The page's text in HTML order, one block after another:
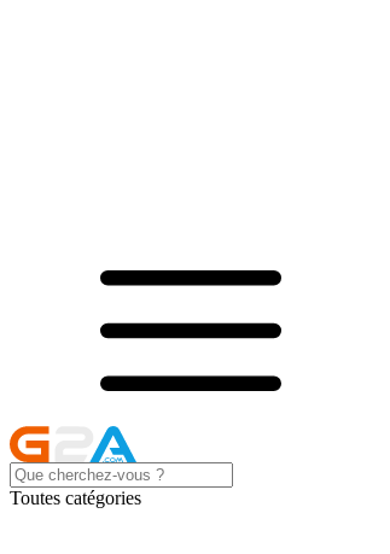
Toutes catégories